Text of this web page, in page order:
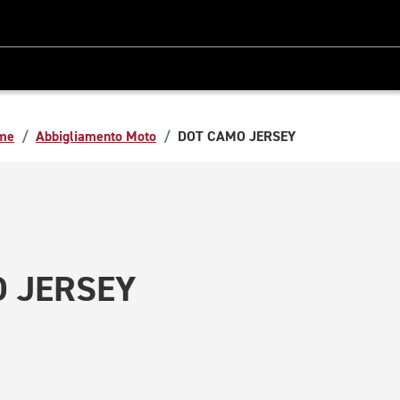
Abbigliamento Moto DOT CAMO JERSEY
JERSEY